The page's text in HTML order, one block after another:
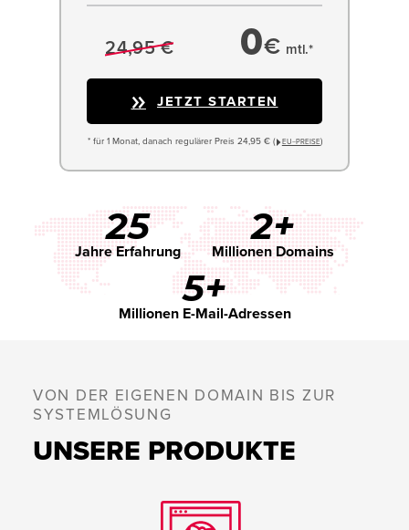
24,95 € 0€ mtl.*
JETZT STARTEN
* für 1 Monat, danach regulärer Preis 24,95 € ( EU−PREISE)
25
Jahre Erfahrung
2+
Millionen Domains
5+
Millionen E-Mail-Adressen
VON DER EIGENEN DOMAIN BIS ZUR
SYSTEMLÖSUNG
UNSERE PRODUKTE